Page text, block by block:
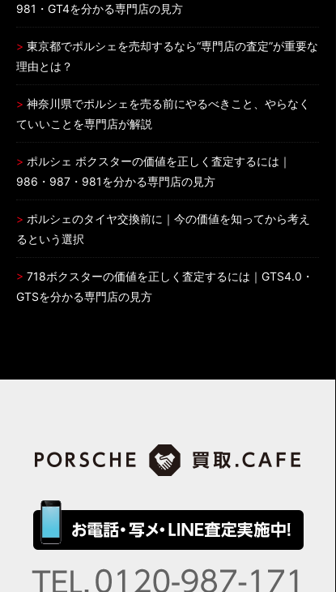
981・GT4を分かる専門店の見方
東京都でポルシェを売却するなら“専門店の査定”が重要な
理由とは？
神奈川県でポルシェを売る前にやるべきこと、やらなく
ていいことを専門店が解説
ポルシェ ボクスターの価値を正しく査定するには｜
986・987・981を分かる専門店の見方
ポルシェのタイヤ交換前に｜今の価値を知ってから考え
るという選択
718ボクスターの価値を正しく査定するには｜GTS4.0・
GTSを分かる専門店の見方